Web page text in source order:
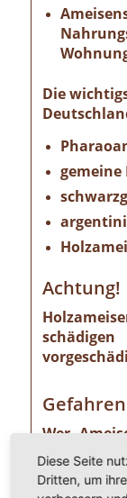
Die
gemeine
Achtung!
Wer
sollte die
Diese Seite
Dritten, um